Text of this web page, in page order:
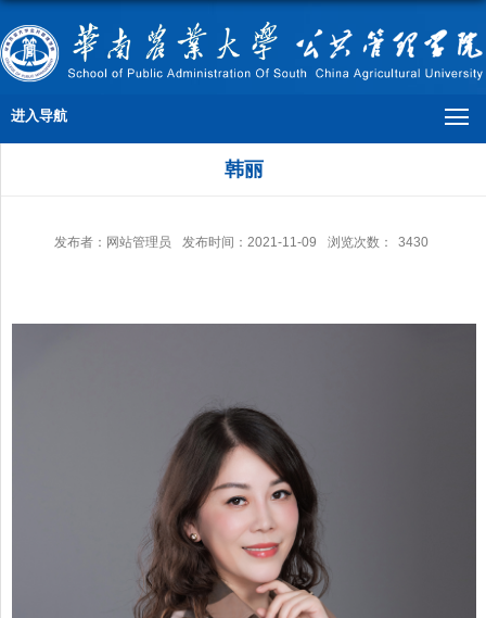
进入导航
韩丽
发布者：网站管理员 发布时间：2021-11-09 浏览次数： 3430